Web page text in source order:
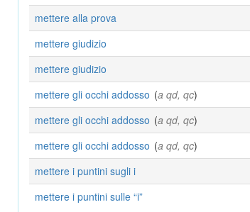
mettere alla prova
mettere giudizio
mettere giudizio
mettere gli occhi addosso (a qd, qc)
mettere gli occhi addosso (a qd, qc)
mettere gli occhi addosso (a qd, qc)
mettere i puntini sugli i
mettere i puntini sulle “i”